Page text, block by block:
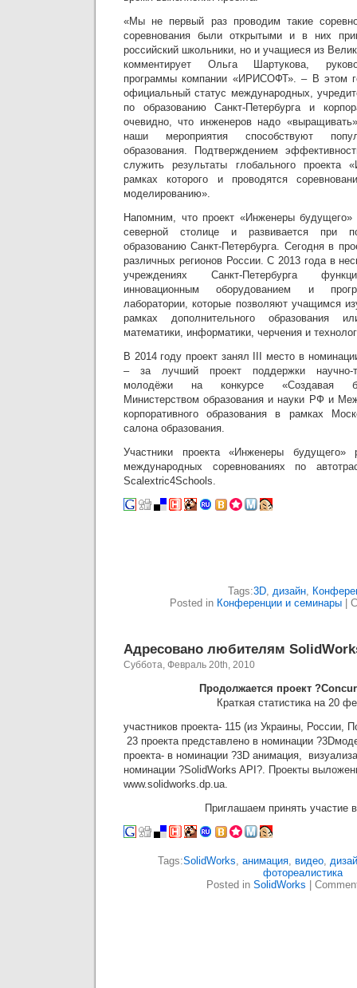
«Мы не первый раз проводим такие
соревнования были открытыми и в них
российский школьники, но и учащиеся из
комментирует Ольга Шартукова,
программы компании «ИРИСОФТ». – В этом
официальный статус международных,
по образованию Санкт-Петербурга и
очевидно, что инженеров надо
наши мероприятия способствуют
образования. Подтверждением
служить результаты глобального проекта
рамках которого и проводятся
моделированию».
Напомним, что проект «Инженеры будущего»
северной столице и развивается при
образованию Санкт-Петербурга. Сегодня в
различных регионов России. С 2013 года в
учреждениях Санкт-Петербурга
инновационным оборудованием и
лаборатории, которые позволяют учащимся
рамках дополнительного образования
математики, информатики, черчения и
В 2014 году проект занял III место в
– за лучший проект поддержки научно-
молодёжи на конкурсе «Создавая
Министерством образования и науки РФ и
корпоративного образования в рамках
салона образования.
Участники проекта «Инженеры будущего»
международных соревнованиях по
Scalextric4Schools.
Tags:3D, дизайн,
Posted in Конференции и семинары
Адресовано любителям
Суббота, Февраль 20th, 2010
Продолжается проект
Краткая статистика на 20
участников проекта- 115 (из Украины,
23 проекта представлено в номинации
проекта- в номинации ?3D анимация,
номинации ?SolidWorks API?. Проекты
www.solidworks.dp.ua.
Приглашаем принять участие
Tags:SolidWorks, анимация, видео,
фотореалистика
Posted in SolidWorks